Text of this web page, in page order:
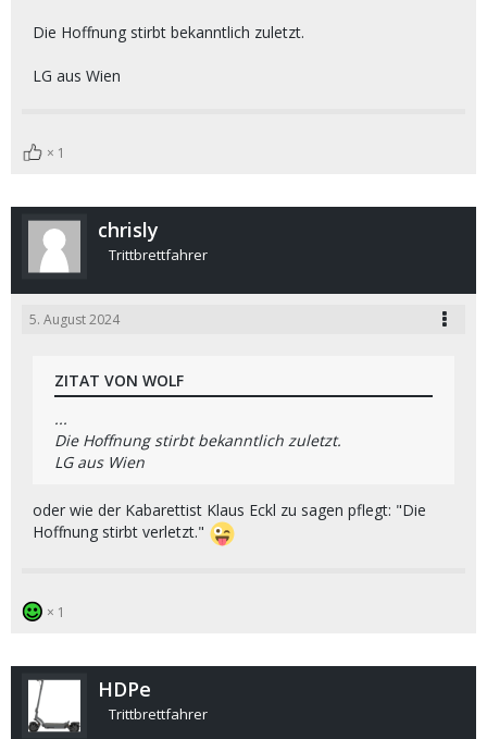
Die Hoffnung stirbt bekanntlich zuletzt.
LG aus Wien
1
chrisly
Trittbrettfahrer
5. August 2024
ZITAT VON WOLF
...
Die Hoffnung stirbt bekanntlich zuletzt.
LG aus Wien
oder wie der Kabarettist Klaus Eckl zu sagen pflegt: "Die
Hoffnung stirbt verletzt."
1
HDPe
Trittbrettfahrer